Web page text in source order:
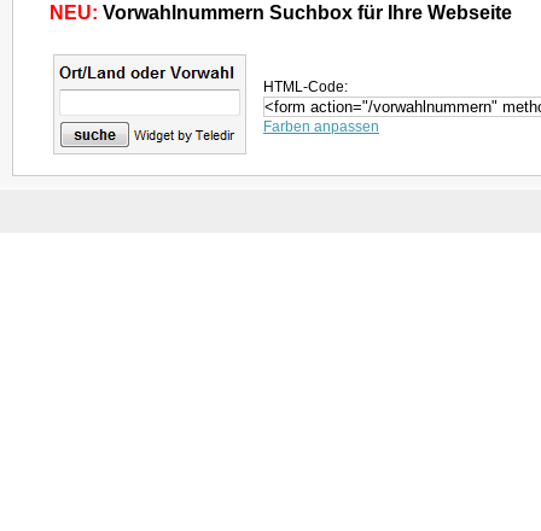
NEU: Vorwahlnummern Suchbox für Ihre Webseite
HTML-Code:
Farben anpassen